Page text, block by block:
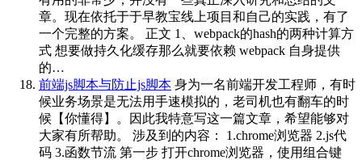
章。现在依托于于早教宝线上项目和自己的实践，有了
一个完整的方案。 正文 1、webpack的hash的两种计算方
式 想要做持久化缓存那么就要依赖 webpack 自身提供
的…
前端js脚本与防止js脚本 身为一名前端开发工程师，有时
候业务场景是无法用手速模拟的，老司机也有翻车的时
候【你懂得】。因此我特意写这一篇文章，希望能够对
大家有所帮助。 涉及到的内容： 1.chrome浏览器 2.js代
码 3.函数节流 第一步 打开chrome浏览器，使用组合键